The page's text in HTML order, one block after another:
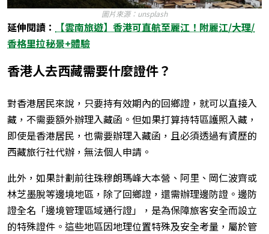
圖片來源：unsplash
延伸閱讀：
【雲南旅遊】香港可直航至麗江！附麗江/大理/
香格里拉秘景+體驗
香港人去西藏需要什麼證件？
對香港居民來說，只要持有效期內的回鄉證，就可以直接入
藏，不需要額外辦理入藏函。但如果打算持特區護照入藏，
即使是香港居民，也需要辦理入藏函，且必須透過有資歷的
西藏旅行社代辦，無法個人申請。
此外，如果計劃前往珠穆朗瑪峰大本營、阿里、岡仁波齊或
林芝墨脫等邊境地區，除了回鄉證，還需辦理邊防證。邊防
證全名「邊境管理區域通行證」，是為保障旅客安全而設立
的特殊證件。這些地區因地理位置特殊及安全考量，屬於管